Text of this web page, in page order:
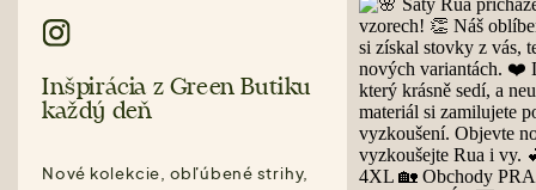
Inšpirácia z Green Butiku
každý deň
Nové kolekcie, obľúbené strihy,